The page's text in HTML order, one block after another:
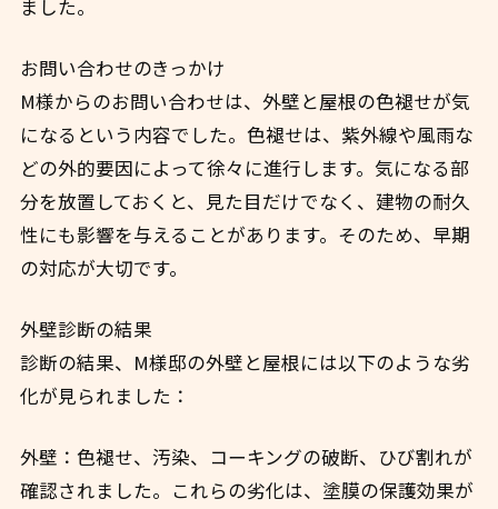
ました。
お問い合わせのきっかけ
M様からのお問い合わせは、外壁と屋根の色褪せが気
になるという内容でした。色褪せは、紫外線や風雨な
どの外的要因によって徐々に進行します。気になる部
分を放置しておくと、見た目だけでなく、建物の耐久
性にも影響を与えることがあります。そのため、早期
の対応が大切です。
外壁診断の結果
診断の結果、M様邸の外壁と屋根には以下のような劣
化が見られました：
外壁：色褪せ、汚染、コーキングの破断、ひび割れが
確認されました。これらの劣化は、塗膜の保護効果が